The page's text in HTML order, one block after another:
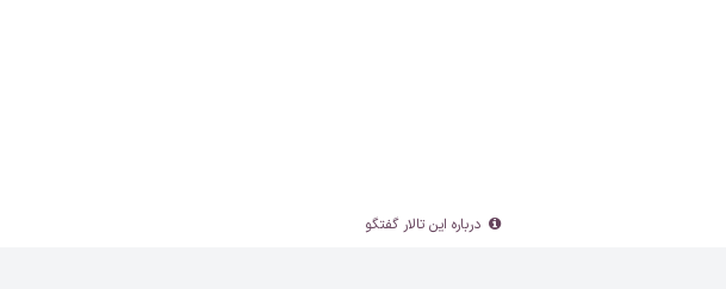
درباره این تالار گفتگو